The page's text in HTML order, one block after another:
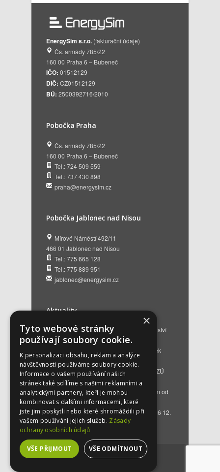
EnergySim s.r.o. (fakturační údaje)
Čs. armády 785/22
160 00 Praha 6 – Bubeneč
IČO: 01512129
DIČ: CZ01512129
BÚ: 2500392716/2010
Pobočka Praha
Čs. armády 785/22
160 00 Praha 6 – Bubeneč
Tel.: 724 509 559
Tel.: 737 430 898
praha@energysim.cz
Pobočka Jablonec nad Nisou
Mírové Náměstí 492/11
466 01 Jablonec nad Nisou
Tel.: 775 665 128
Tel.: 775 889 951
jablonec@energysim.cz
Aktuality
Renovační pasy budov a dotační poradenství
12. 6. 2026
Přehled hlavních změn a nových podmínek
NZÚ 2026 28. 5. 2026
Kompenzace za projektovou přípravu v NZÚ
2025
25. 3. 2026
Novinky v programu Nová zelená úsporám od
roku 2026 16. 3. 2026
Bezplatné poradenství EKIS od 01.01.2026 12.
12. 2025
©2026byenergysim.cz. Created by
×
Tyto webové stránky
používají soubory cookie.
K personalizaci obsahu, reklam a analýze
návštěvnosti používáme soubory cookie.
Informace o vašem používání našich
stránek také sdílíme s našimi reklamními a
analytickými partnery, kteří je mohou
kombinovat s dalšími informacemi, které
jste jim poskytli nebo které shromáždili při
vašem používání jejich služeb. Zásady
ochrany osobních údajů
VŠE PŘIJMOUT VŠE ODMÍTNOUT